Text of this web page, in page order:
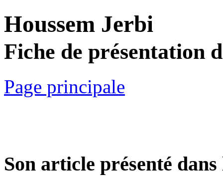
Houssem Jerbi
Fiche de présentation
Page principale
Son article présenté